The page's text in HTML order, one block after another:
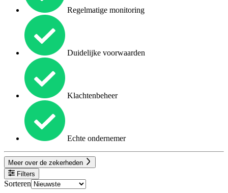
Regelmatige monitoring
Duidelijke voorwaarden
Klachtenbeheer
Echte ondernemer
Meer over de zekerheden
Filters
Sorteren